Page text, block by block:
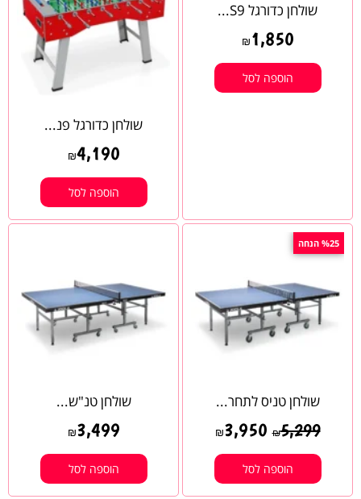
שולחן כדורגל S9...
₪ 1,850
הוספה לסל
שולחן כדורגל פנ...
₪4,190
הוספה לסל
%25 הנחה
שולחן טניס לתחר...
₪5,299
₪3,950
הוספה לסל
שולחן טנ"ש...
₪3,499
הוספה לסל